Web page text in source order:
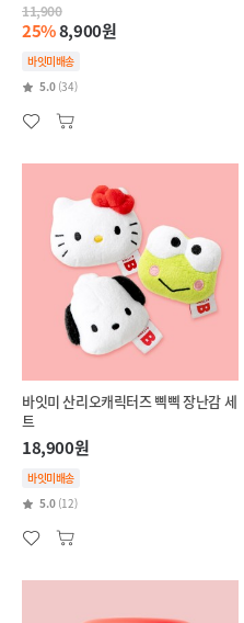
11,900
25%8,900원
바잇미배송
5.0 (34)
바잇미 산리오캐릭터즈 삑삑 장난감 세
트
18,900원
바잇미배송
5.0 (12)